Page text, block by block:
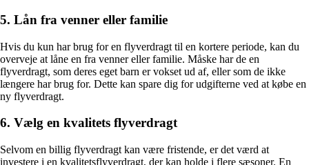
5. Lån fra venner eller familie
Hvis du kun har brug for en flyverdragt til en kortere periode, kan du
overveje at låne en fra venner eller familie. Måske har de en
flyverdragt, som deres eget barn er vokset ud af, eller som de ikke
længere har brug for. Dette kan spare dig for udgifterne ved at købe en
ny flyverdragt.
6. Vælg en kvalitets flyverdragt
Selvom en billig flyverdragt kan være fristende, er det værd at
investere i en kvalitetsflyverdragt, der kan holde i flere sæsoner. En